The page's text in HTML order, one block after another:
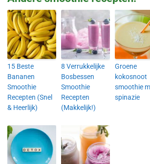
15 Beste
Bananen
Smoothie
Recepten (Snel
& Heerlijk)
8 Verrukkelijke
Bosbessen
Smoothie
Recepten
(Makkelijk!)
Groene
kokosnoot
smoothie
spinazie